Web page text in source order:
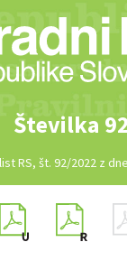
Številka
RS, št. 92/2022 z